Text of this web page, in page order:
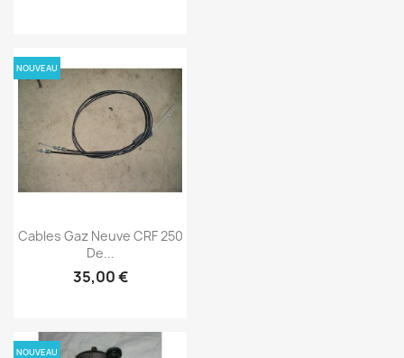
Cables Gaz Neuve CRF 250
De...
35,00 €
NOUVEAU
NOUVEAU